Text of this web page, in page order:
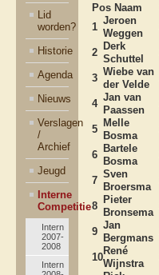
Lid
worden?
Historie
Agenda
Nieuws
Verslagen
/
Archief
Jeugd
Interne
Competitie
Intern
2007-
2008
Intern
Pos Naam
1
Jeroen
Weggen
2
Derk
Schuttel
3
Wiebe van
der Velde
4
Jan van
Paassen
5
Melle
Bosma
6
Bartele
Bosma
7
Sven
Broersma
8
Pieter
Bronsema
9
Jan
Bergmans
10
René
Wijnstra